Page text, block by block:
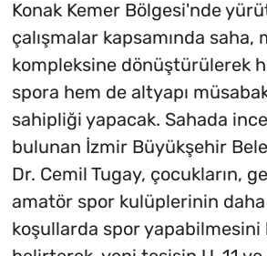
Konak Kemer Bölgesi'nde
çalışmalar kapsamında
kompleksine dönüştürülerek
spora hem de altyapı
sahipliği yapacak. Sahada
bulunan İzmir Büyükşehir
Dr. Cemil Tugay, çocukların,
amatör spor kulüplerinin
koşullarda spor